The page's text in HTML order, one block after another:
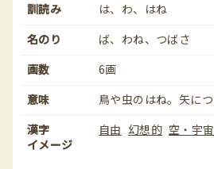
訓読み
は、わ、はね
名のり
ば、わね、つばさ
画数
6画
意味
鳥や虫のはね。矢につ
漢字
イメージ
自由 幻想的 空・宇宙